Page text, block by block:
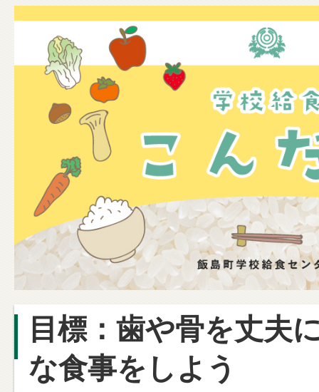
目標：歯や骨を丈夫
な食事をしよう